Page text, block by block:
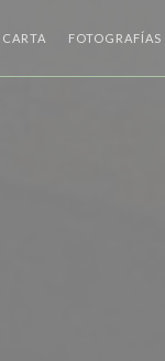
CARTA FOTOGRAFÍAS